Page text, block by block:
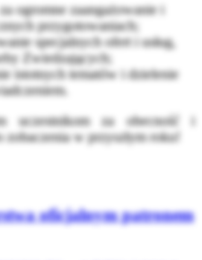
ogromne zaangażowanie i
przygotowaniach;
specjalnych ofert i usług,
Zwiedzających;
istotnych tematów i dzielenie
uczestnikom za obecność i
w przyszłym roku!
oficjalnym patronem